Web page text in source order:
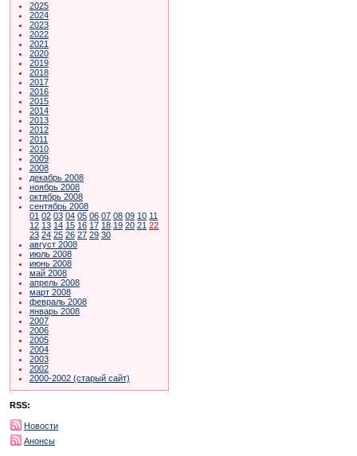
2025
2024
2023
2022
2021
2020
2019
2018
2017
2016
2015
2014
2013
2012
2011
2010
2009
2008
декабрь 2008
ноябрь 2008
октябрь 2008
сентябрь 2008
01 02 03 04 05 06 07 08 09 10 11
12 13 14 15 16 17 18 19 20 21 22
23 24 25 26 27 29 30
август 2008
июль 2008
июнь 2008
май 2008
апрель 2008
март 2008
февраль 2008
январь 2008
2007
2006
2005
2004
2003
2002
2000-2002 (старый сайт)
RSS:
Новости
Анонсы